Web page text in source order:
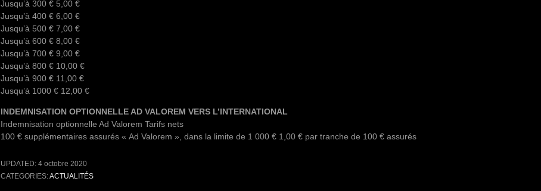
Jusqu’à 300 € 5,00 €
Jusqu’à 400 € 6,00 €
Jusqu’à 500 € 7,00 €
Jusqu’à 600 € 8,00 €
Jusqu’à 700 € 9,00 €
Jusqu’à 800 € 10,00 €
Jusqu’à 900 € 11,00 €
Jusqu’à 1000 € 12,00 €
INDEMNISATION OPTIONNELLE AD VALOREM VERS L’INTERNATIONAL
Indemnisation optionnelle Ad Valorem Tarifs nets
100 € supplémentaires assurés « Ad Valorem », dans la limite de 1 000 € 1,00 € par tranche de 100 € assurés
UPDATED: 4 octobre 2020
CATEGORIES:ACTUALITÉS